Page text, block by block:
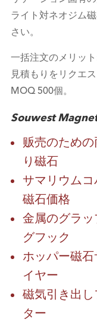
ライト対ネオジム
さい。
一括注文のメリッ
見積もりをリクエ
MOQ 500個。
Souwest
贩売のための
り磁石
サマリウムコ
磁石価格
金属のグラッ
グフック
ホッパー磁石
イヤー
磁気引き出し
ター